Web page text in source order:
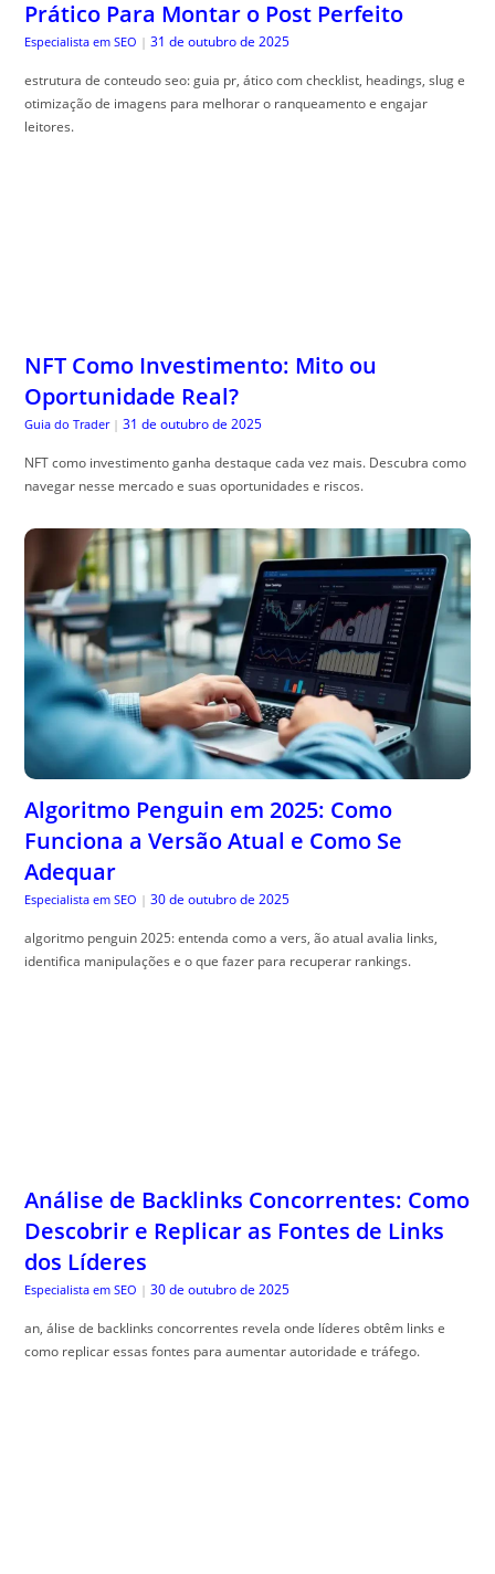
Prático Para Montar o Post Perfeito
Especialista em SEO | 31 de outubro de 2025
estrutura de conteudo seo: guia pr, ático com checklist, headings, slug e
otimização de imagens para melhorar o ranqueamento e engajar
leitores.
NFT Como Investimento: Mito ou
Oportunidade Real?
Guia do Trader | 31 de outubro de 2025
NFT como investimento ganha destaque cada vez mais. Descubra como
navegar nesse mercado e suas oportunidades e riscos.
Algoritmo Penguin em 2025: Como
Funciona a Versão Atual e Como Se
Adequar
Especialista em SEO | 30 de outubro de 2025
algoritmo penguin 2025: entenda como a vers, ão atual avalia links,
identifica manipulações e o que fazer para recuperar rankings.
Análise de Backlinks Concorrentes: Como
Descobrir e Replicar as Fontes de Links
dos Líderes
Especialista em SEO | 30 de outubro de 2025
an, álise de backlinks concorrentes revela onde líderes obtêm links e
como replicar essas fontes para aumentar autoridade e tráfego.